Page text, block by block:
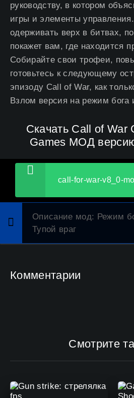
руководству, в котором
игры и элементы
одерживать верх в битвах,
покажет вам, где находится
Собирайте свои трофеи,
готовьтесь к следующему
эпизоду Call of War, как
Взлом версия на режим бога
Скачать Call of War
Games МОД
call-for-war-v8_0-
Описание мод: Режим
Тупой враг
Комментарии
Смотрите